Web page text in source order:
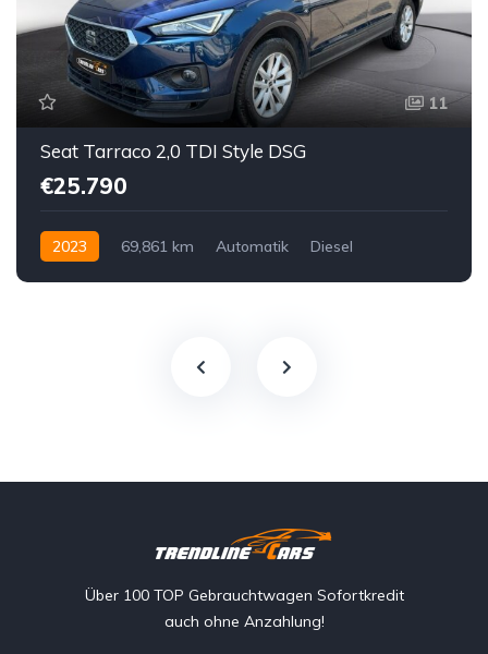
11
Seat Tarraco 2,0 TDI Style DSG
€25.790
2023 69,861 km Automatik
Diesel
Über 100 TOP Gebrauchtwagen Sofortkredit
auch ohne Anzahlung!